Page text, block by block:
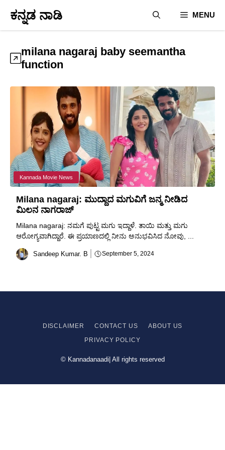
content
ಕನ್ನಡ ನಾಡಿ MENU
milana nagaraj baby seemantha
function
Kannada Movie News
Milana nagaraj: ಮುದ್ದಾದ ಮಗುವಿಗೆ ಜನ್ಮ ನೀಡಿದ
ಮಿಲನ ನಾಗರಾಜ್
Milana nagaraj: ನಮಗೆ ಪುಟ್ಟ ಮಗು ಇದ್ದಾಳೆ. ತಾಯಿ ಮತ್ತು ಮಗು
ಆರೋಗ್ಯವಾಗಿದ್ದಾರೆ. ಈ ಪ್ರಯಾಣದಲ್ಲಿ ನೀನು ಅನುಭವಿಸಿದ ನೋವು, ...
Sandeep Kumar. B September 5, 2024
DISCLAIMER CONTACT US
ABOUT US
PRIVACY POLICY
© Kannadanaadi| All rights reserved